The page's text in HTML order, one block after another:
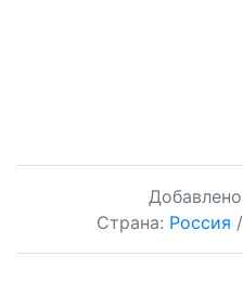
Добавлено
Страна: Россия /